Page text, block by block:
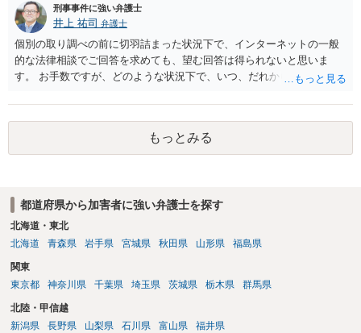
いうのが実感です。
刑事事件に強い弁護士
井上 祐司 弁護士
個別の取り調べの前に切羽詰まった状況下で、インターネットの一般
的な法律相談でご回答を求めても、望む回答は得られないと思いま
す。 お手数ですが、どのような状況下で、いつ、だれからどのような
の程度だと聞いているのかということについて、お近くで詳細な法律
相談を受けられたうえで対処方法を探された方がよいと思われます。
一般論でいえば、任意取り調べの場合、ＩＣレコーダーを持参して取
り調べ内容を録音することは必須だと考えます。
もっとみる
都道府県から加害者に強い弁護士を探す
北海道・東北
北海道
青森県 岩手県 宮城県 秋田県 山形県 福島県
関東
東京都
神奈川県 千葉県 埼玉県 茨城県 栃木県 群馬県
北陸・甲信越
新潟県
長野県 山梨県 石川県 富山県 福井県